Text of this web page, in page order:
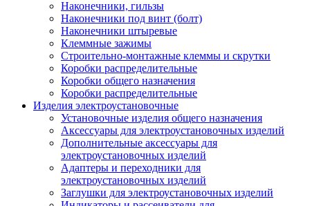
Наконечники, гильзы
Наконечники под винт (болт)
Наконечники штыревые
Клеммные зажимы
Строительно-монтажные клеммы и скрутки
Коробки распределительные
Коробки общего назначения
Коробки распределительные
Изделия электроустановочные
Установочные изделия общего назначения
Аксессуары для электроустановочных изделий
Дополнительные аксессуары для
электроустановочных изделий
Адаптеры и переходники для
электроустановочных изделий
Заглушки для электроустановочных изделий